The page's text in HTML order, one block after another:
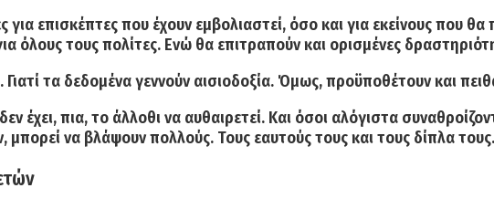
επισκέπτες που έχουν εμβολιαστεί, όσο και για εκείνους που θα
όλους τους πολίτες. Ενώ θα επιτραπούν και ορισμένες
τα δεδομένα γεννούν αισιοδοξία. Όμως, προϋποθέτουν και
πια, το άλλοθι να αυθαιρετεί. Και όσοι αλόγιστα
να βλάψουν πολλούς. Τους εαυτούς τους και τους δίπλα τους.